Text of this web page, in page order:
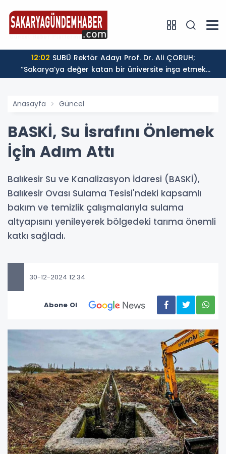
12:02
“Sakarya’ya değer katan bir üniversite inşa etmek
istiyorum”
Anasayfa Güncel
BASKİ, Su İsrafını Önlemek
İçin Adım Attı
Balıkesir Su ve Kanalizasyon İdaresi (BASKİ),
Balıkesir Ovası Sulama Tesisi'ndeki kapsamlı
bakım ve temizlik çalışmalarıyla sulama
altyapısını yenileyerek bölgedeki tarıma önemli
katkı sağladı.
30-12-2024 12:34
Abone Ol